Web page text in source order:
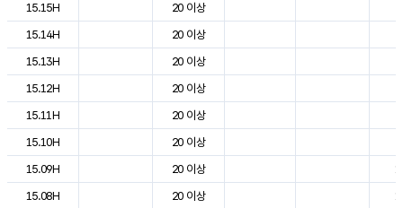
15.15H
20 이상
15.14H
20 이상
15.13H
20 이상
15.12H
20 이상
15.11H
20 이상
15.10H
20 이상
15.09H
20 이상
15.08H
20 이상